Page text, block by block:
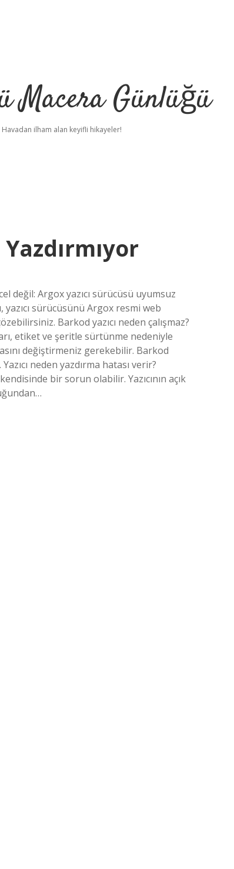
Macera Günlüğü
Havadan ilham alan keyifli hikayeler!
değil: Argox yazıcı sürücüsü uyumsuz
sürücüsünü Argox resmi web
Barkod yazıcı neden çalışmaz?
etiket ve şeritle sürtünme nedeniyle
değiştirmeniz gerekebilir. Barkod
neden yazdırma hatası verir?
bir sorun olabilir. Yazıcının açık